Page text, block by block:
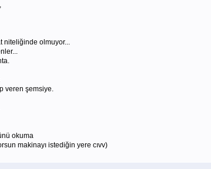
niteliğinde olmuyor...
veren şemsiye.
okuma
makinayı istediğin yere cıvv)